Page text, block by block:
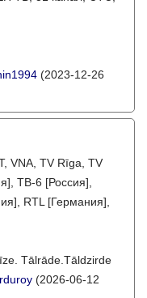
(2023-12-26
VNA, TV Rīga, TV
ТВ-6 [Россия],
RTL [Германия],
Tālrāde.Tāldzirde
(2026-06-12